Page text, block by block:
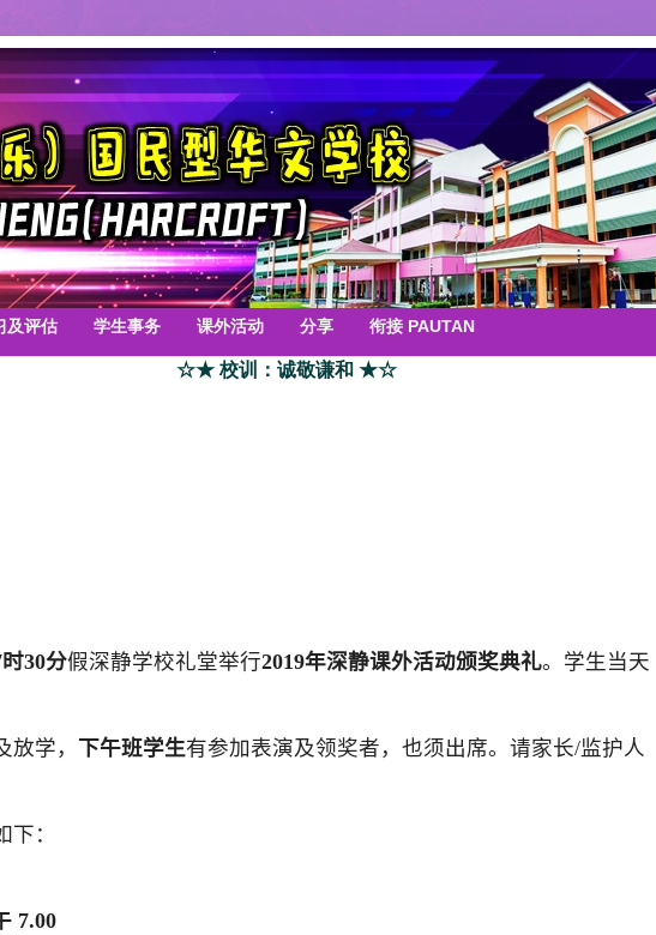
及评估 学生事务 课外活动 分享 衔接 PAUTAN
☆★ 校训：诚敬谦和 ★☆
时30分假深静学校礼堂举行2019年深静课外活动颁奖典礼。学生当天
学， 下午班学生有参加表演及领奖者，也须出席。 请家长/监护人
下：
7.00